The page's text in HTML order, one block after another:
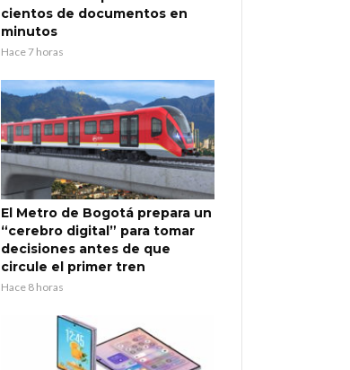
cientos de documentos en
minutos
Hace 7 horas
El Metro de Bogotá prepara un
“cerebro digital” para tomar
decisiones antes de que
circule el primer tren
Hace 8 horas